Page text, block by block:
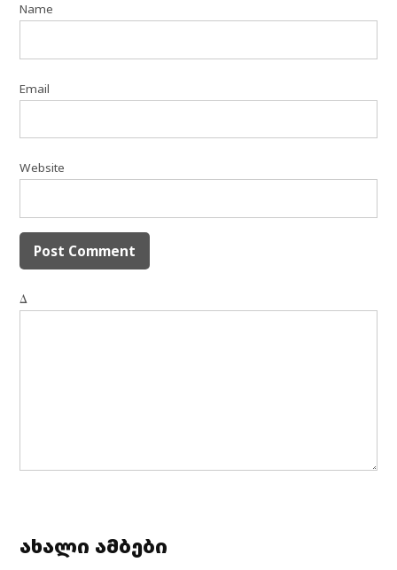
Name
Email
Website
Δ
ახალი ამბები